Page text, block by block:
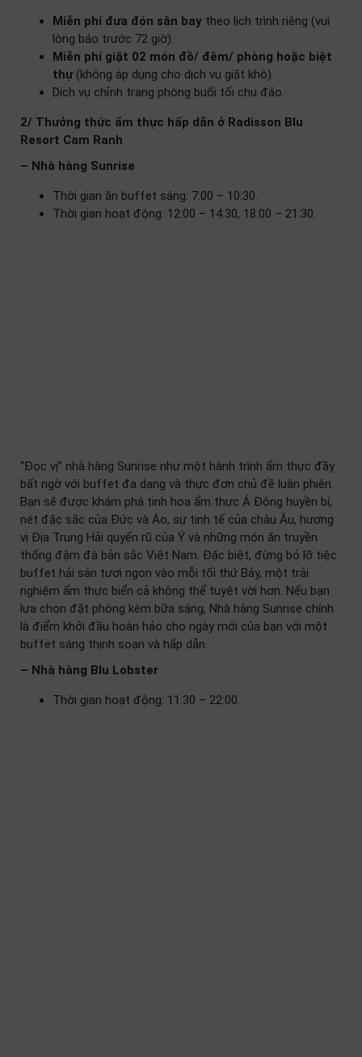
Miễn phí đưa đón sân bay theo lịch trình riêng (vui
lòng báo trước 72 giờ).
Miễn phí giặt 02 món đồ/ đêm/ phòng hoặc biệt
thự(không áp dụng cho dịch vụ giặt khô).
Dịch vụ chỉnh trang phòng buổi tối chu đáo.
2/ Thưởng thức ẩm thực hấp dẫn ở Radisson Blu
Resort Cam Ranh
– Nhà hàng Sunrise
Thời gian ăn buffet sáng: 7:00 – 10:30.
Thời gian hoạt động: 12:00 – 14:30, 18:00 – 21:30.
“Đọc vị” nhà hàng Sunrise như một hành trình ẩm thực đầy
bất ngờ với buffet đa dạng và thực đơn chủ đề luân phiên.
Bạn sẽ được khám phá tinh hoa ẩm thực Á Đông huyền bí,
nét đặc sắc của Đức và Áo, sự tinh tế của châu Âu, hương
vị Địa Trung Hải quyến rũ của Ý và những món ăn truyền
thống đậm đà bản sắc Việt Nam. Đặc biệt, đừng bỏ lỡ tiệc
buffet hải sản tươi ngon vào mỗi tối thứ Bảy, một trải
nghiệm ẩm thực biển cả không thể tuyệt vời hơn. Nếu bạn
lựa chọn đặt phòng kèm bữa sáng, Nhà hàng Sunrise chính
là điểm khởi đầu hoàn hảo cho ngày mới của bạn với một
buffet sáng thịnh soạn và hấp dẫn.
– Nhà hàng Blu Lobster
Thời gian hoạt động: 11:30 – 22:00.